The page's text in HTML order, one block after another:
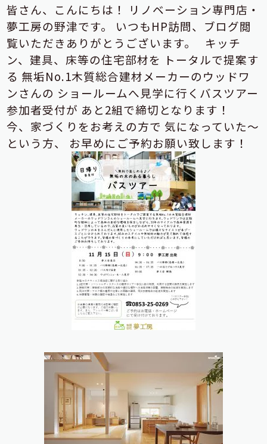
皆さん、こんにちは！
リノベーション専門店・
夢工房の野津です。
いつもHP訪問、ブログ閲
覧いただきありがとうございます。
キッチ
ン、建具、床等の住宅部材を トータルで提案す
る 無垢No.1木質総合建材メーカーのウッドワ
ンさんの ショールームへ見学に行くバスツアー
参加者受付が あと2組で締切となります！
今、家づくりをお考えの方で 気になっていた～
という方、
お早めにご予約お願い致します！